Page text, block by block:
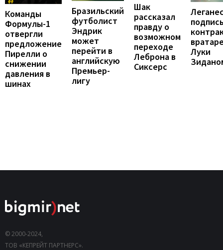
Команды
Формулы-1
отвергли
предложение
Пирелли о
снижении
давления в
шинах
Бразильский
футболист
Эндрик
может
перейти в
английскую
Премьер-
лигу
Шак
рассказал
правду о
возможном
переходе
Леброна в
Сиксерс
Луки
© 2000-2024,
ТОВ «КЕПРЕЙТ ПАРТНЕРС».